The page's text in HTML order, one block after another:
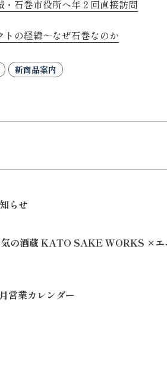
・石巻市役所へ年２回直接訪問
トの経緯～なぜ石巻なのか
新商品案内
らせ
の酒蔵 KATO SAKE WORKS ×エ
営業カレンダー